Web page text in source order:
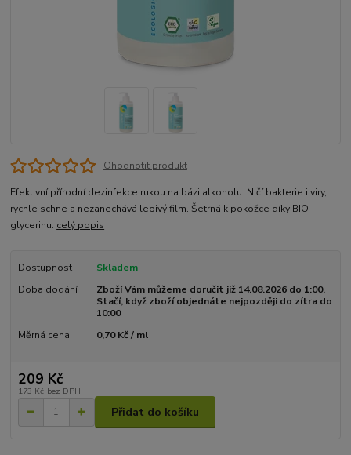
Ohodnotit produkt
Efektivní přírodní dezinfekce rukou na bázi alkoholu. Ničí bakterie i viry,
rychle schne a nezanechává lepivý film. Šetrná k pokožce díky BIO
glycerinu. celý popis
Dostupnost
Skladem
Doba dodání
Zboží Vám můžeme doručit již 14.08.2026 do 1:00.
Stačí, když zboží objednáte nejpozději do zítra do
10:00
Měrná cena
0,70 Kč / ml
209 Kč
173 Kč bez DPH
Přidat do košíku